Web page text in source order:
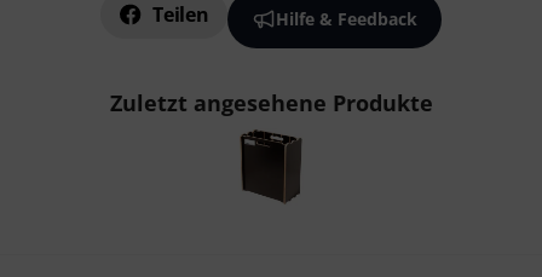
Teilen Hilfe & Feedback
Zuletzt angesehene Produkte